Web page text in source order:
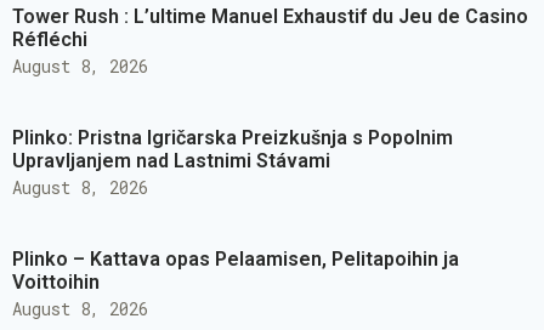
Tower Rush : L’ultime Manuel Exhaustif du Jeu de Casino
Réfléchi
August 8, 2026
Plinko: Pristna Igričarska Preizkušnja s Popolnim
Upravljanjem nad Lastnimi Stávami
August 8, 2026
Plinko – Kattava opas Pelaamisen, Pelitapoihin ja
Voittoihin
August 8, 2026